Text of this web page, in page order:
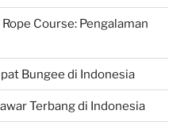
Course: Pengalaman
Bungee di Indonesia
Terbang di Indonesia